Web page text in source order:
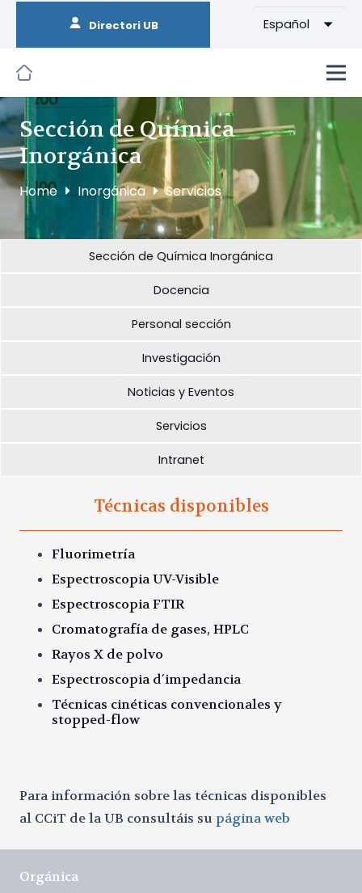
Directori UB Español
Sección de Química
Inorgánica
Home Inorgánica Servicios
Sección de Química Inorgánica
Docencia
Personal sección
Investigación
Noticias y Eventos
Servicios
Intranet
Técnicas disponibles
Fluorimetría
Espectroscopia UV-Visible
Espectroscopia FTIR
Cromatografía de gases, HPLC
Rayos X de polvo
Espectroscopiad´impedancia
Técnicas cinéticas convencionales y
stopped-flow
Para información sobre las técnicas disponibles
al CCiT de la UB consultáis su página web
Orgánica